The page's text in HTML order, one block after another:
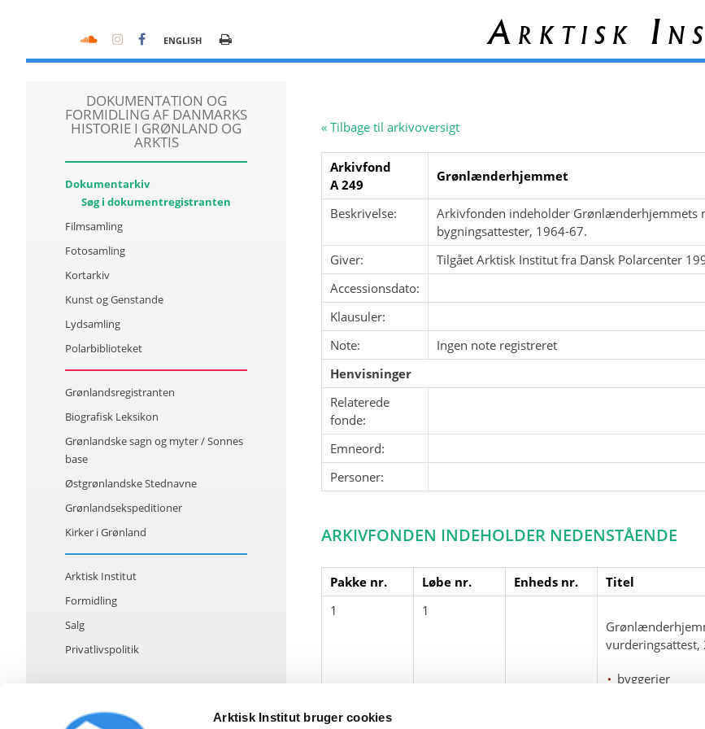
Arktisk Institut bruger cookies
ENGLISH
DOKUMENTATION OG
FORMIDLING AF DANMARKS
HISTORIE I GRØNLAND OG
ARKTIS
Dokumentarkiv
Søg i dokumentregistranten
Filmsamling
Fotosamling
Kortarkiv
Kunst og Genstande
Lydsamling
Polarbiblioteket
Grønlandsregistranten
Biografisk Leksikon
Grønlandske sagn og myter / Sonnes
base
Østgrønlandske Stednavne
Grønlandsekspeditioner
Kirker i Grønland
Arktisk Institut
Formidling
Salg
Privatlivspolitik
Arktisk
« Tilbage til arkivoversigt
Arkivfond
A 249
Grønlænderhjemmet
Beskrivelse:
Arkivfonden indeholder Grønlænderhjemmets
bygningsattester, 1964-67.
Giver:
Tilgået Arktisk Institut fra Dansk Polarcenter
Accessionsdato:
Klausuler:
Note:
Ingen note registreret
Henvisninger
Relaterede
fonde:
Emneord:
Personer:
ARKIVFONDEN INDEHOLDER NEDENSTÅENDE
Pakke nr. Løbe nr. Enheds nr.
Titel
1
1
vurderingsattest,
byggerier